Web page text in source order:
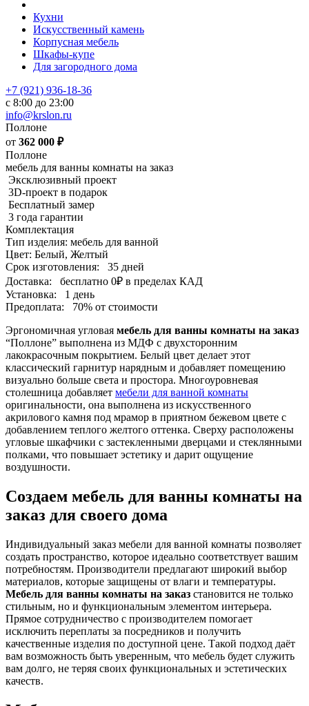
Кухни
Искусственный камень
Корпусная мебель
Шкафы-купе
Для загородного дома
+7 (921) 936-18-36
с 8:00 до 23:00
info@krslon.ru
Поллоне
от 362 000 ₽
Поллоне
мебель для ванны комнаты на заказ
Эксклюзивный проект
3D-проект в подарок
Бесплатный замер
3 года гарантии
Комплектация
Тип изделия: мебель для ванной
Цвет: Белый, Желтый
Срок изготовления:
35 дней
Доставка:
бесплатно 0₽ в пределах КАД
Установка:
1 день
Предоплата:
70% от стоимости
Эргономичная угловая мебель для ванны комнаты на заказ
“Поллоне” выполнена из МДФ с двухсторонним
лакокрасочным покрытием. Белый цвет делает этот
классический гарнитур нарядным и добавляет помещению
визуально больше света и простора. Многоуровневая
столешница добавляет мебели для ванной комнаты
оригинальности, она выполнена из искусственного
акрилового камня под мрамор в приятном бежевом цвете с
добавлением теплого желтого оттенка. Сверху расположены
угловые шкафчики с застекленными дверцами и стеклянными
полками, что повышает эстетику и дарит ощущение
воздушности.
Создаем мебель для ванны комнаты на
заказ для своего дома
Индивидуальный заказ мебели для ванной комнаты позволяет
создать пространство, которое идеально соответствует вашим
потребностям. Производители предлагают широкий выбор
материалов, которые защищены от влаги и температуры.
Мебель для ванны комнаты на заказ становится не только
стильным, но и функциональным элементом интерьера.
Прямое сотрудничество с производителем помогает
исключить переплаты за посредников и получить
качественные изделия по доступной цене. Такой подход даёт
вам возможность быть уверенным, что мебель будет служить
вам долго, не теряя своих функциональных и эстетических
качеств.